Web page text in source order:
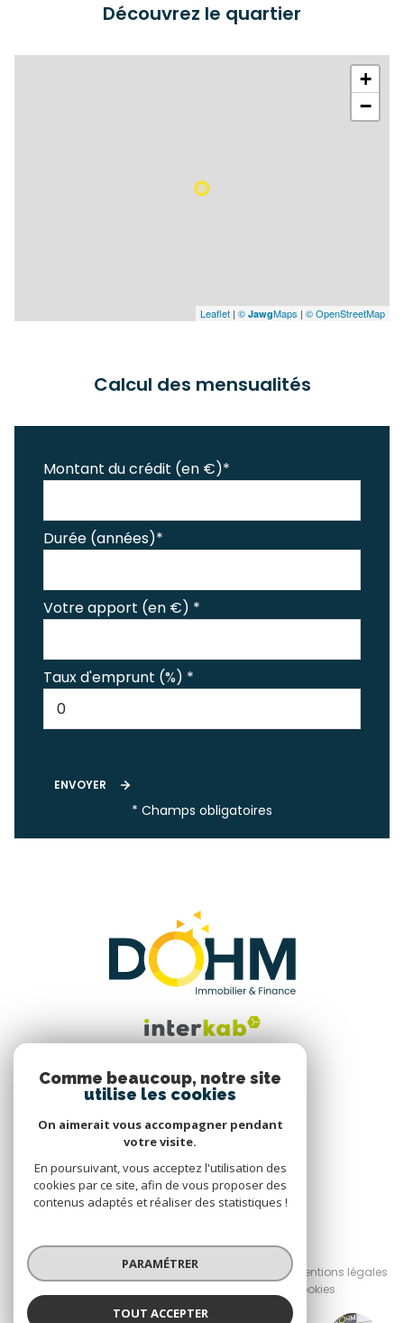
Découvrez le quartier
+
−
Leaflet | © JawgMaps | © OpenStreetMap
Calcul des mensualités
Montant du crédit (en €)*
Durée (années)*
Votre apport (en €) *
Taux d'emprunt (%) *
ENVOYER
* Champs obligatoires
Nous suivre
© 2026 | Tous droits réservés
Nos honoraires
Nos partenaires
Mentions légales
Cookies
Comme beaucoup, notre site
utilise les cookies
On aimerait vous accompagner pendant
votre visite.
En poursuivant, vous acceptez l'utilisation des
cookies par ce site, afin de vous proposer des
contenus adaptés et réaliser des statistiques !
PARAMÉTRER
TOUT ACCEPTER